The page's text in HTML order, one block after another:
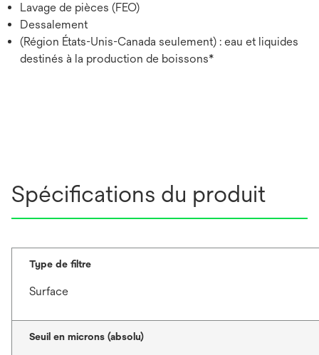
Lavage de pièces (FEO)
Dessalement
(Région États-Unis-Canada seulement) : eau et liquides
destinés à la production de boissons*
Spécifications du produit
Type de filtre
Surface
Seuil en microns (absolu)